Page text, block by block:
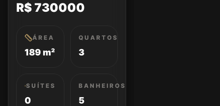
R$ 730000
ÁREA
189 m²
QUARTOS
3
SUÍTES
0
BANHEIROS
5